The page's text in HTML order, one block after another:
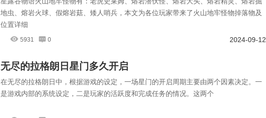
地虫、熔岩火球、假熔岩菇、矮人哨兵，本文为各位玩家带来了火山地牢怪物掉落物及
位置详细
5931 0 2024-09-12
无尽的拉格朗日星门多久开启
在无尽的拉格朗日中，根据游戏的设定，一场星门的开启周期主要由两个因素决定。一
是游戏内部的系统设定，二是玩家的活跃度和完成任务的情况。这两个